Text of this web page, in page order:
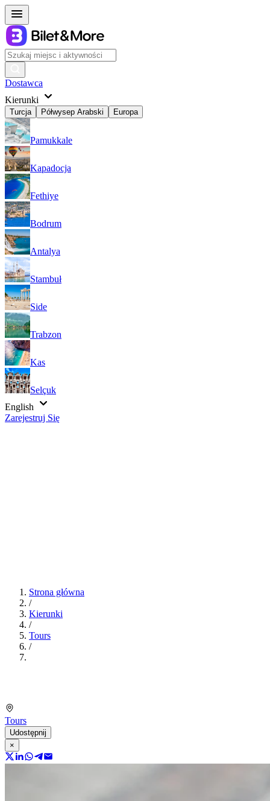
Dostawca
Kierunki
Turcja Półwysep Arabski Europa
Pamukkale
Kapadocja
Fethiye
Bodrum
Antalya
Stambuł
Side
Trabzon
Kas
Selçuk
English
Zarejestruj Się
Strona główna
/
Kierunki
/
Tours
/
Tours
Udostępnij
×